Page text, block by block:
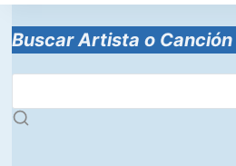
Buscar Artista o Canción